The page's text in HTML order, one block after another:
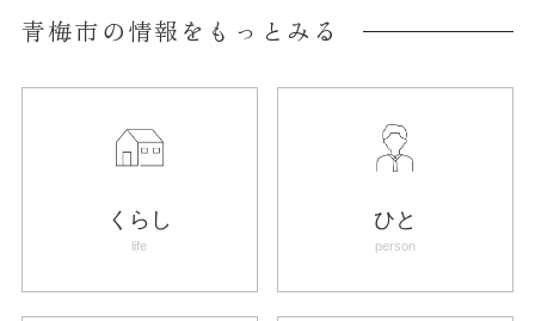
青梅市の情報をもっとみる
くらし
life
ひと
person